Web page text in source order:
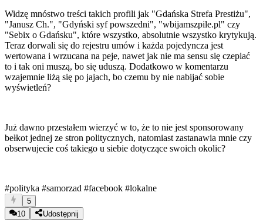
Widzę mnóstwo treści takich profili jak "Gdańska Strefa Prestiżu",
"Janusz Ch.", "Gdyński syf powszedni", "wbijamszpile.pl" czy
"Sebix o Gdańsku", które wszystko, absolutnie wszystko krytykują.
Teraz dorwali się do rejestru umów i każda pojedyncza jest
wertowana i wrzucana na peje, nawet jak nie ma sensu się czepiać
to i tak oni muszą, bo się uduszą. Dodatkowo w komentarzu
wzajemnie liżą się po jajach, bo czemu by nie nabijać sobie
wyświetleń?
Już dawno przestałem wierzyć w to, że to nie jest sponsorowany
bełkot jednej ze stron politycznych, natomiast zastanawia mnie czy
obserwujecie coś takiego u siebie dotyczące swoich okolic?
#polityka #samorzad #facebook #lokalne
5
10
Udostępnij